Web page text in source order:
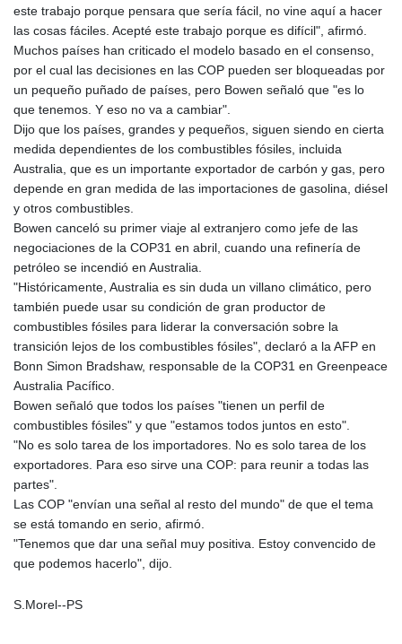
este trabajo porque pensara que sería fácil, no vine aquí a hacer
las cosas fáciles. Acepté este trabajo porque es difícil", afirmó.
Muchos países han criticado el modelo basado en el consenso,
por el cual las decisiones en las COP pueden ser bloqueadas por
un pequeño puñado de países, pero Bowen señaló que "es lo
que tenemos. Y eso no va a cambiar".
Dijo que los países, grandes y pequeños, siguen siendo en cierta
medida dependientes de los combustibles fósiles, incluida
Australia, que es un importante exportador de carbón y gas, pero
depende en gran medida de las importaciones de gasolina, diésel
y otros combustibles.
Bowen canceló su primer viaje al extranjero como jefe de las
negociaciones de la COP31 en abril, cuando una refinería de
petróleo se incendió en Australia.
"Históricamente, Australia es sin duda un villano climático, pero
también puede usar su condición de gran productor de
combustibles fósiles para liderar la conversación sobre la
transición lejos de los combustibles fósiles", declaró a la AFP en
Bonn Simon Bradshaw, responsable de la COP31 en Greenpeace
Australia Pacífico.
Bowen señaló que todos los países "tienen un perfil de
combustibles fósiles" y que "estamos todos juntos en esto".
"No es solo tarea de los importadores. No es solo tarea de los
exportadores. Para eso sirve una COP: para reunir a todas las
partes".
Las COP "envían una señal al resto del mundo" de que el tema
se está tomando en serio, afirmó.
"Tenemos que dar una señal muy positiva. Estoy convencido de
que podemos hacerlo", dijo.
S.Morel--PS